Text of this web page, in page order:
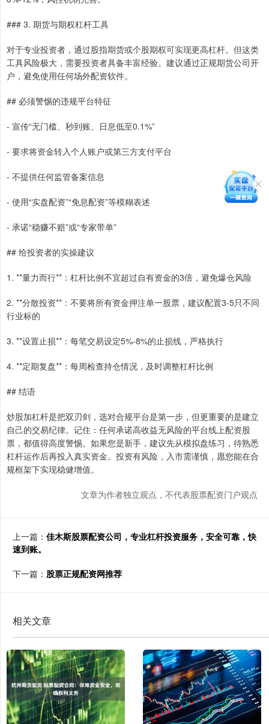
### 3. 期货与期权杠杆工具
对于专业投资者，通过股指期货或个股期权可实现更高杠杆。但这类
工具风险极大，需要投资者具备丰富经验。建议通过正规期货公司开
户，避免使用任何场外配资软件。
## 必须警惕的违规平台特征
- 宣传“无门槛、秒到账、日息低至0.1%”
- 要求将资金转入个人账户或第三方支付平台
- 不提供任何监管备案信息
- 使用“实盘配资”“免息配资”等模糊表述
- 承诺“稳赚不赔”或“专家带单”
## 给投资者的实操建议
1. **量力而行**：杠杆比例不宜超过自有资金的3倍，避免爆仓风险
2. **分散投资**：不要将所有资金押注单一股票，建议配置3-5只不同
行业标的
3. **设置止损**：每笔交易设定5%-8%的止损线，严格执行
4. **定期复盘**：每周检查持仓情况，及时调整杠杆比例
## 结语
炒股加杠杆是把双刃剑，选对合规平台是第一步，但更重要的是建立
自己的交易纪律。记住：任何承诺高收益无风险的平台线上配资股
票，都值得高度警惕。如果您是新手，建议先从模拟盘练习，待熟悉
杠杆运作后再投入真实资金。投资有风险，入市需谨慎，愿您能在合
规框架下实现稳健增值。
文章为作者独立观点，不代表股票配资门户观点
上一篇： 佳木斯股票配资公司，专业杠杆投资服务，安全可靠，快
速到账。
下一篇： 股票正规配资网推荐
相关文章